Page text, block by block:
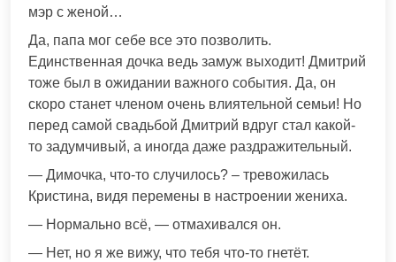
мэр с женой…
Да, папа мог себе все это позволить.
Единственная дочка ведь замуж выходит! Дмитрий
тоже был в ожидании важного события. Да, он
скоро станет членом очень влиятельной семьи! Но
перед самой свадьбой Дмитрий вдруг стал какой-
то задумчивый, а иногда даже раздражительный.
— Димочка, что-то случилось? – тревожилась
Кристина, видя перемены в настроении жениха.
— Нормально всё, — отмахивался он.
— Нет, но я же вижу, что тебя что-то гнетёт.